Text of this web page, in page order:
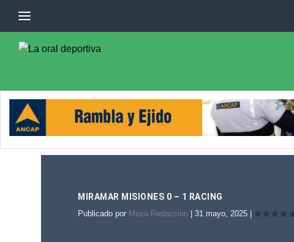
MIRAMAR MISIONES 0 – 1 RACING
Publicado por Mesa Redaccion |31 mayo, 2025